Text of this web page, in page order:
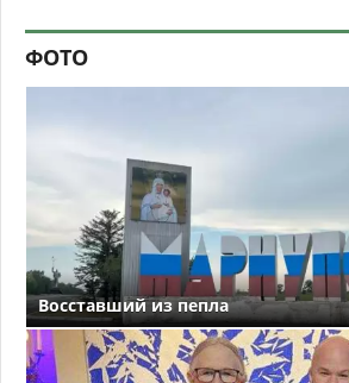
ФОТО
Восставший из пепла